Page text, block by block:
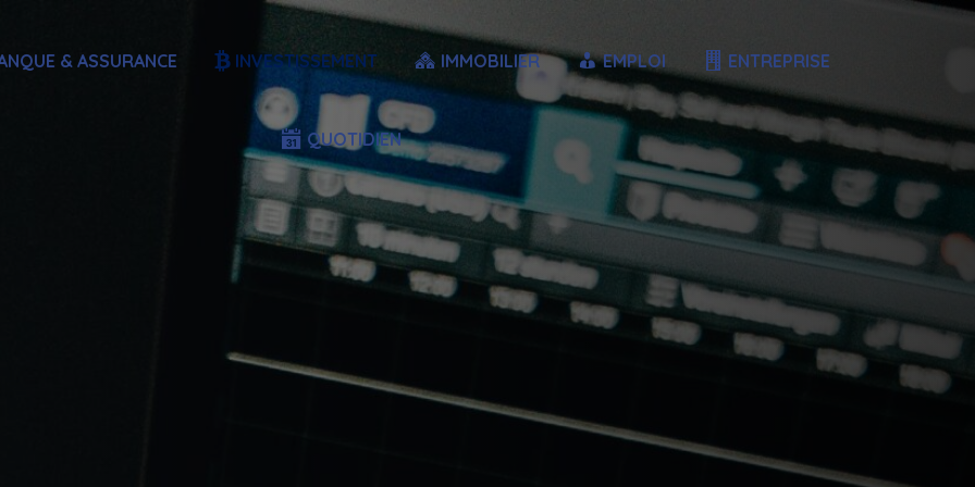
& ASSURANCE INVESTISSEMENT IMMOBILIER EMPLOI ENTREPRISE
QUOTIDIEN